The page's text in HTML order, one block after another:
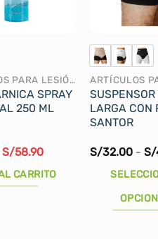
ARTÍCULOS PARA LESIÓN
SPRAY
250 ML
El
precio
original
era:
S/58.90El
actual
CARRITO
LARGA CON
SANTOR
S/32.00 - S/